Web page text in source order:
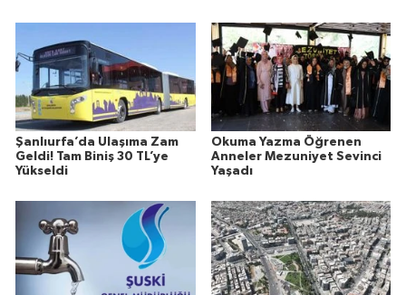
Şanlıurfa’da Ulaşıma Zam
Geldi! Tam Biniş 30 TL’ye
Yükseldi
Okuma Yazma Öğrenen
Anneler Mezuniyet Sevinci
Yaşadı